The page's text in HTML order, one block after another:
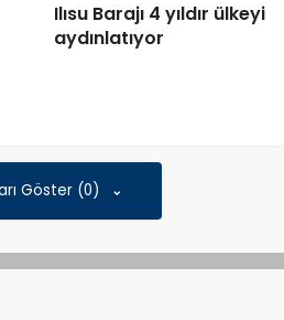
Ilısu Barajı 4 yıldır ülkeyi
aydınlatıyor
Göster (0)